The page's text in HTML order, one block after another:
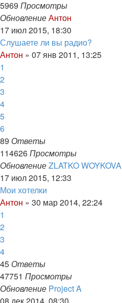
5969 Просмотры
ОбновлениеАнтон
17 июл 2015, 18:30
Слушаете ли вы радио?
Антон » 07 янв 2011, 13:25
1
2
3
4
5
6
89 Ответы
114626Просмотры
ОбновлениеZLATKO WOYKOVA
17 июл 2015, 12:33
Мои хотелки
Антон » 30 мар 2014, 22:24
1
2
3
4
45 Ответы
47751 Просмотры
Обновление Project A